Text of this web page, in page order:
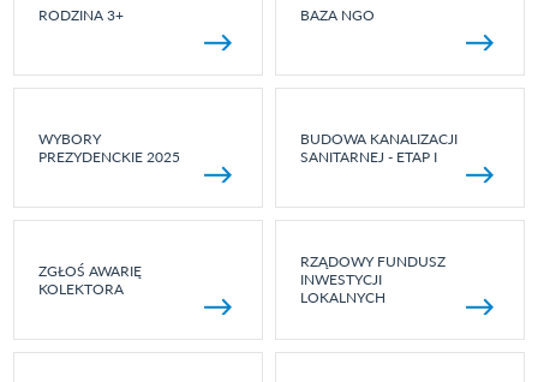
RODZINA 3+ BAZA NGO
WYBORY
PREZYDENCKIE 2025
BUDOWA KANALIZACJI
SANITARNEJ - ETAP I
ZGŁOŚ AWARIĘ
KOLEKTORA
RZĄDOWY FUNDUSZ
INWESTYCJI
LOKALNYCH